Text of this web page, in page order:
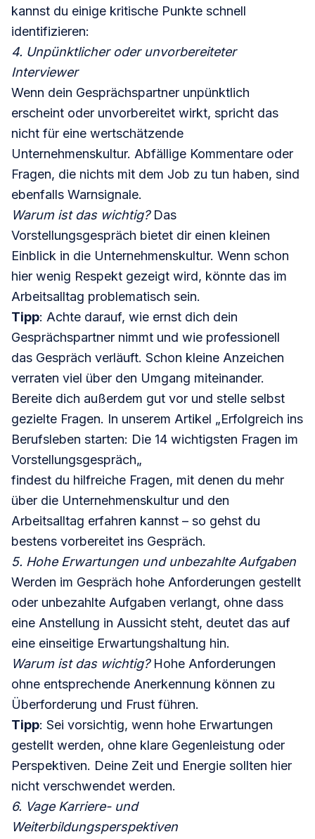
kannst du einige kritische Punkte schnell
identifizieren:
4. Unpünktlicher oder unvorbereiteter
Interviewer
Wenn dein Gesprächspartner unpünktlich
erscheint oder unvorbereitet wirkt, spricht das
nicht für eine wertschätzende
Unternehmenskultur. Abfällige Kommentare oder
Fragen, die nichts mit dem Job zu tun haben, sind
ebenfalls Warnsignale.
Warum ist das wichtig?Das
Vorstellungsgespräch bietet dir einen kleinen
Einblick in die Unternehmenskultur. Wenn schon
hier wenig Respekt gezeigt wird, könnte das im
Arbeitsalltag problematisch sein.
Tipp: Achte darauf, wie ernst dich dein
Gesprächspartner nimmt und wie professionell
das Gespräch verläuft. Schon kleine Anzeichen
verraten viel über den Umgang miteinander.
Bereite dich außerdem gut vor und stelle selbst
gezielte Fragen. In unserem Artikel „Erfolgreich ins
Berufsleben starten: Die 14 wichtigsten Fragen im
Vorstellungsgespräch„
findest du hilfreiche Fragen, mit denen du mehr
über die Unternehmenskultur und den
Arbeitsalltag erfahren kannst – so gehst du
bestens vorbereitet ins Gespräch.
5. Hohe Erwartungen und unbezahlte Aufgaben
Werden im Gespräch hohe Anforderungen gestellt
oder unbezahlte Aufgaben verlangt, ohne dass
eine Anstellung in Aussicht steht, deutet das auf
eine einseitige Erwartungshaltung hin.
Warum ist das wichtig?Hohe Anforderungen
ohne entsprechende Anerkennung können zu
Überforderung und Frust führen.
Tipp: Sei vorsichtig, wenn hohe Erwartungen
gestellt werden, ohne klare Gegenleistung oder
Perspektiven. Deine Zeit und Energie sollten hier
nicht verschwendet werden.
6. Vage Karriere- und
Weiterbildungsperspektiven